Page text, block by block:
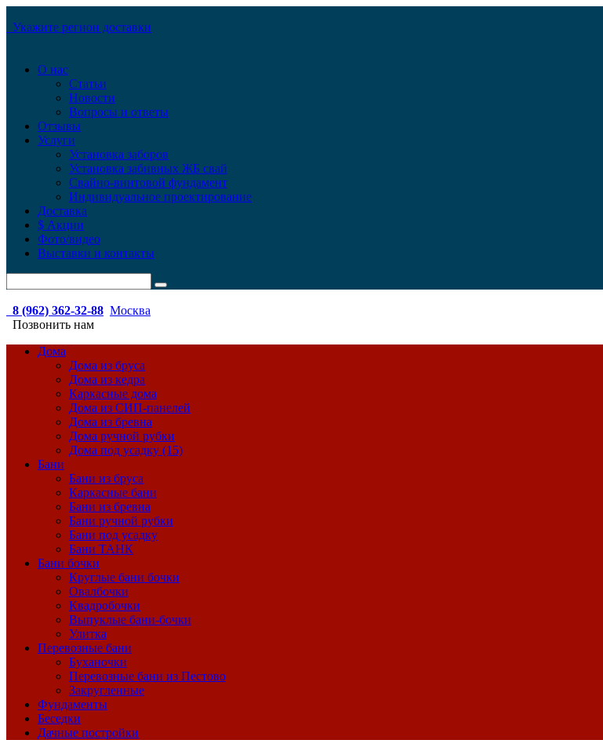
Укажите регион доставки
О нас
Статьи
Новости
Вопросы и ответы
Отзывы
Услуги
Установка заборов
Установка забивных ЖБ свай
Свайно-винтовой фундамент
Индивидуальное проектирование
Доставка
$ Акции
Фото/видео
Выставки и контакты
8 (962) 362-32-88 Москва
Позвонить нам
Дома
Дома из бруса
Дома из кедра
Каркасные дома
Дома из СИП-панелей
Дома из бревна
Дома ручной рубки
Дома под усадку (15)
Бани
Бани из бруса
Каркасные бани
Бани из бревна
Бани ручной рубки
Бани под усадку
Бани ТАНК
Бани бочки
Круглые бани бочки
Овалбочки
Квадробочки
Выпуклые бани-бочки
Улитка
Перевозные бани
Буханочки
Перевозные бани из Пестово
Закругленные
Фундаменты
Беседки
Дачные постройки